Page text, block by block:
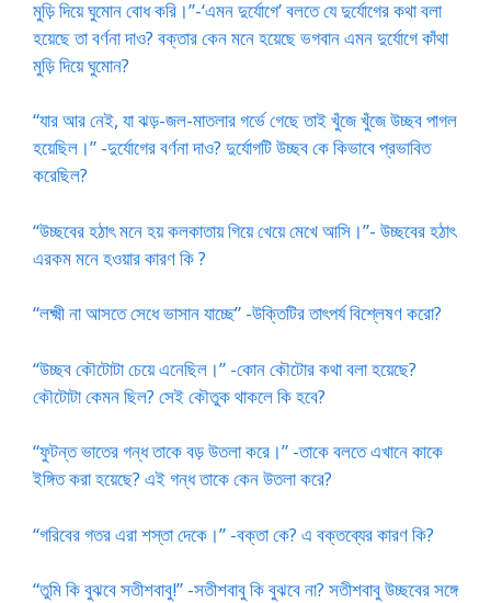
মুড়ি দিয়ে ঘুমোন বোধ করি।”-‘এমন দুর্যোগে’ বলতে যে দুর্যোগের কথা বলা
হয়েছে তা বর্ণনা দাও? বক্তার কেন মনে হয়েছে ভগবান এমন দুর্যোগে কাঁথা
মুড়ি দিয়ে ঘুমোন?
“যার আর নেই, যা ঝড়-জল-মাতলার গর্ভে গেছে তাই খুঁজে খুঁজে উচ্ছব পাগল
হয়েছিল।” -দুর্যোগের বর্ণনা দাও? দুর্যোগটি উচ্ছব কে কিভাবে প্রভাবিত
করেছিল?
“উচ্ছবের হঠাৎ মনে হয় কলকাতায় গিয়ে খেয়ে মেখে আসি।”- উচ্ছবের হঠাৎ
এরকম মনে হওয়ার কারণ কি ?
“লক্ষ্মী না আসতে সেধে ভাসান যাচ্ছে” -উক্তিটির তাৎপর্য বিশ্লেষণ করো?
“উচ্ছব কৌটোটা চেয়ে এনেছিল।” -কোন কৌটোর কথা বলা হয়েছে?
কৌটোটা কেমন ছিল? সেই কৌতুক থাকলে কি হবে?
“ফুটন্ত ভাতের গন্ধ তাকে বড় উতলা করে।” -তাকে বলতে এখানে কাকে
ইঙ্গিত করা হয়েছে? এই গন্ধ তাকে কেন উতলা করে?
“গরিবের গতর এরা শস্তা দেকে।” -বক্তা কে? এ বক্তব্যের কারণ কি?
“তুমি কি বুঝবে সতীশবাবু!” -সতীশবাবু কি বুঝবে না? সতীশবাবু উচ্ছবের সঙ্গে